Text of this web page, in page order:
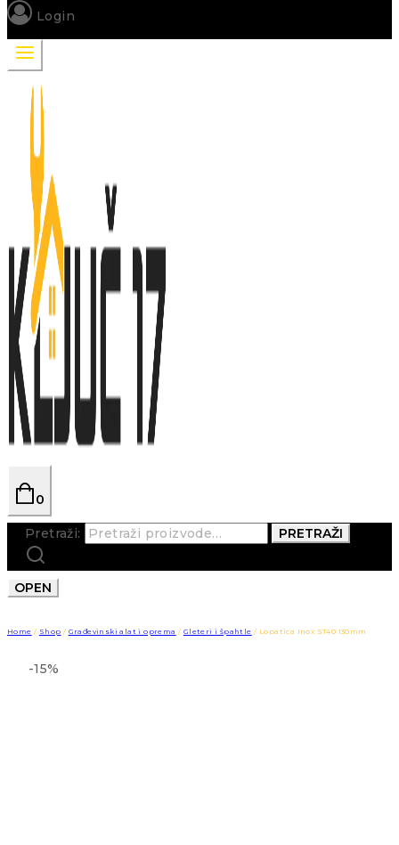
Login
0
Pretraži: PRETRAŽI
OPEN
Home / Shop / Građevinski alat i oprema / Gleteri i špahtle / Lopatica Inox ST40 130mm
-15%